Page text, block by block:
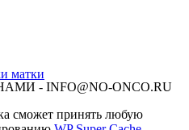
матки
- INFO@NO-ONCO.RU
cможет принять любую